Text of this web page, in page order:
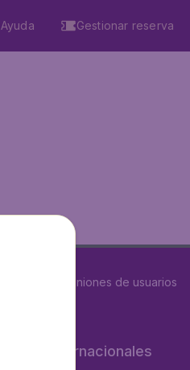
Ayuda Gestionar reserva
opiniones de usuarios
Sitios internacionales